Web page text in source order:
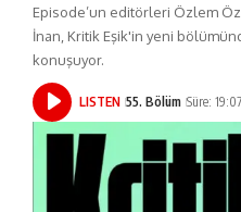
Episode’un editörleri Özlem
İnan, Kritik Eşik'in yeni
konuşuyor.
LISTEN 55. Bölüm Süre: 19:07